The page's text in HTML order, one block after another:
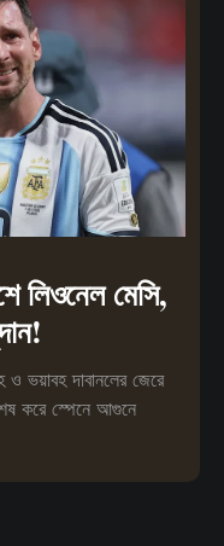
লিওনেল মেসি,
ভয়াবহ দাবানলের জেরে
করে স্পেনে আগুনে